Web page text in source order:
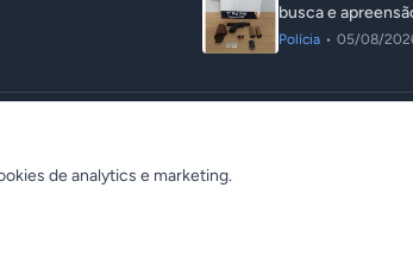
busca e
droga
Polícia • 05/08/
de analytics e marketing.